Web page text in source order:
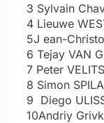
3 Sylvain
4 Lieuwe
5J ean-
6 Tejay VAN
7 Peter
8 Simon
9 Diego
10Andriy